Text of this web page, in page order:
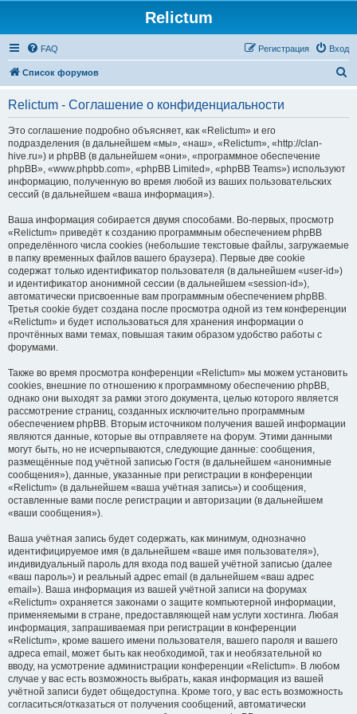
Relictum
FAQ Вход
Регистрация
Список форумов
Relictum - Соглашение о конфиденциальности
Это соглашение подробно объясняет, как «Relictum» и его
подразделения (в дальнейшем «мы», «наш», «Relictum», «http://clan-
hive.ru») и phpBB (в дальнейшем «они», «программное обеспечение
phpBB», «www.phpbb.com», «phpBB Limited», «phpBB Teams») используют
информацию, полученную во время любой из ваших пользовательских
сессий (в дальнейшем «ваша информация»).
Ваша информация собирается двумя способами. Во-первых, просмотр
«Relictum» приведёт к созданию программным обеспечением phpBB
определённого числа cookies (небольшие текстовые файлы, загружаемые
в папку временных файлов вашего браузера). Первые две cookie
содержат только идентификатор пользователя (в дальнейшем «user-id»)
и идентификатор анонимной сессии (в дальнейшем «session-id»),
автоматически присвоенные вам программным обеспечением phpBB.
Третья cookie будет создана после просмотра одной из тем конференции
«Relictum» и будет использоваться для хранения информации о
прочтённых вами темах, повышая таким образом удобство работы с
форумами.
Также во время просмотра конференции «Relictum» мы можем установить
cookies, внешние по отношению к программному обеспечению phpBB,
однако они выходят за рамки этого документа, целью которого является
рассмотрение страниц, созданных исключительно программным
обеспечением phpBB. Вторым источником получения вашей информации
являются данные, которые вы отправляете на форум. Этими данными
могут быть, но не исчерпываются, следующие данные: сообщения,
размещённые под учётной записью Гостя (в дальнейшем «анонимные
сообщения»), данные, указанные при регистрации в конференции
«Relictum» (в дальнейшем «ваша учётная запись») и сообщения,
оставленные вами после регистрации и авторизации (в дальнейшем
«ваши сообщения»).
Ваша учётная запись будет содержать, как минимум, однозначно
идентифицируемое имя (в дальнейшем «ваше имя пользователя»),
индивидуальный пароль для входа под вашей учётной записью (далее
«ваш пароль») и реальный адрес email (в дальнейшем «ваш адрес
email»). Ваша информация из вашей учётной записи на форумах
«Relictum» охраняется законами о защите компьютерной информации,
применяемыми в стране, предоставляющей нам услуги хостинга. Любая
информация, запрашиваемая при регистрации в конференции
«Relictum», кроме вашего имени пользователя, вашего пароля и вашего
адреса email, может быть как необходимой, так и необязательной ко
вводу, на усмотрение администрации конференции «Relictum». В любом
случае у вас есть возможность выбрать, какая информация из вашей
учётной записи будет общедоступна. Кроме того, у вас есть возможность
согласиться/отказаться от получения сообщений, автоматически